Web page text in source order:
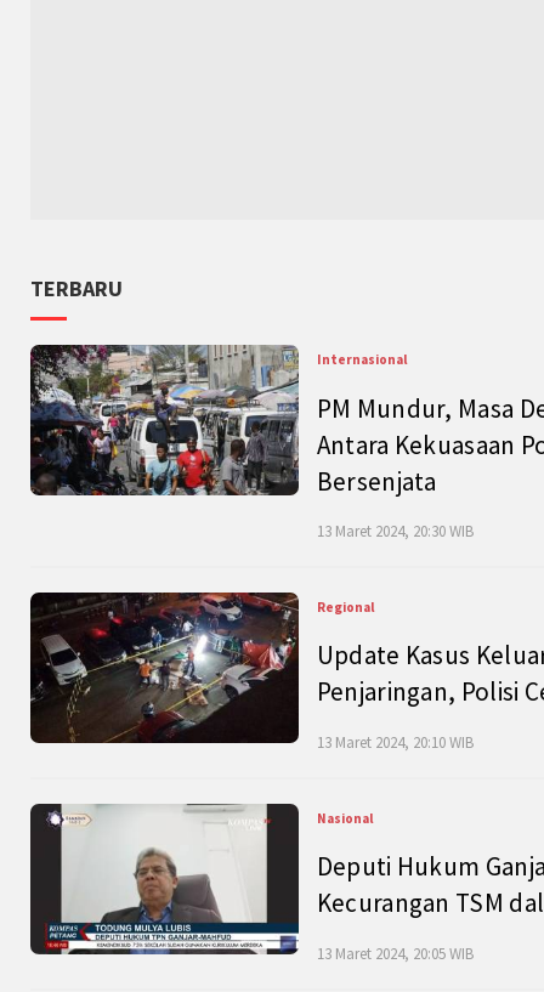
TERBARU
Internasional
PM Mundur, Masa
Antara Kekuasaan
Bersenjata
13 Maret 2024, 20:30 WIB
Regional
Update Kasus
Penjaringan, Polisi
13 Maret 2024, 20:10 WIB
Nasional
Deputi Hukum
Kecurangan TSM
13 Maret 2024, 20:05 WIB